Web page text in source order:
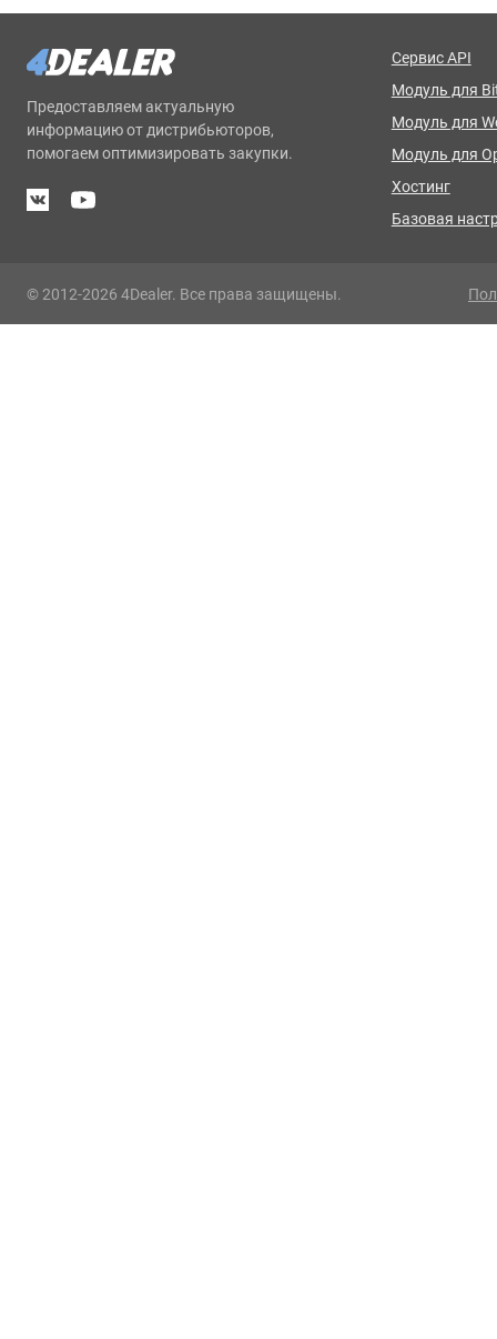
Предоставляем актуальную
информацию от дистрибьюторов,
помогаем оптимизировать закупки.
Сервис API
Модуль для
Модуль для
Модуль для
Хостинг
Базовая
© 2012-2026 4Dealer. Все права защищены.